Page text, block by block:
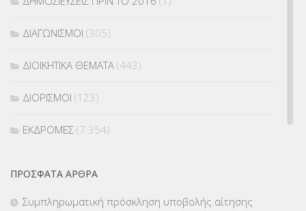
ΔΙΑΓΩΝΙΣΜΟΙ (305)
ΔΙΟΙΚΗΤΙΚΑ ΘΕΜΑΤΑ (443)
ΔΙΟΡΙΣΜΟΙ (123)
ΕΚΔΡΟΜΕΣ (7.354)
ΠΡΌΣΦΑΤΑ ΆΡΘΡΑ
Συμπληρωματική πρόσκληση υποβολής αίτησης